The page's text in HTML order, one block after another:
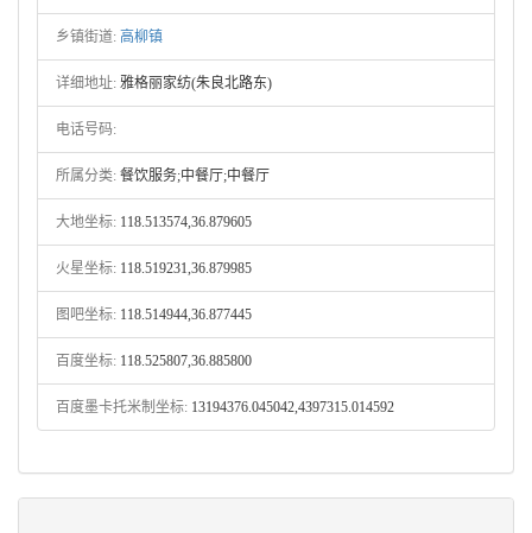
乡镇街道: 高柳镇
详细地址: 雅格丽家纺(朱良北路东)
电话号码:
所属分类: 餐饮服务;中餐厅;中餐厅
大地坐标: 118.513574,36.879605
火星坐标: 118.519231,36.879985
图吧坐标: 118.514944,36.877445
百度坐标: 118.525807,36.885800
百度墨卡托米制坐标: 13194376.045042,4397315.014592